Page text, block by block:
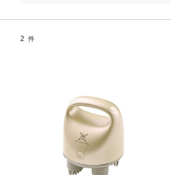
2 件